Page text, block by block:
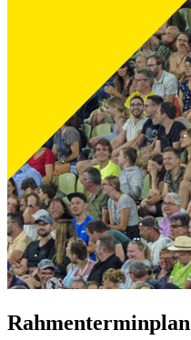
Rahmenterminplan